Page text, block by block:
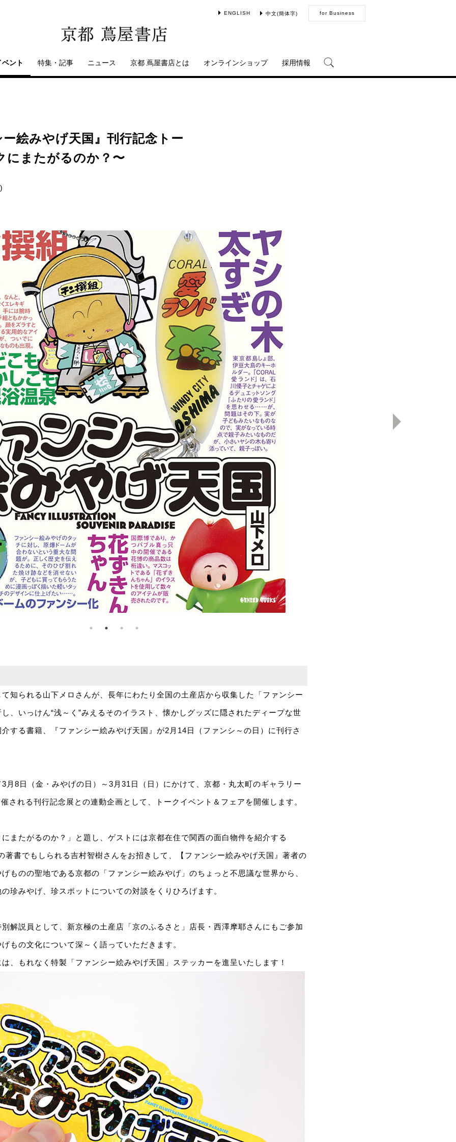
ENGLISH 中文(簡体字) for Business
ベント 特集・記事 ニュース 京都 蔦屋書店とは オンラインショップ 採用情報
絵みやげ天国』刊行記念トー
にまたがるのか？〜
知られる山下メロさんが、長年にわたり全国の土産店から収集した「ファンシー
、いっけん“浅～く”みえるそのイラスト、懐かしグッズに隠されたディープな世
する書籍、『ファンシー絵みやげ天国』が2月14日（ファンシ～の日）に刊行さ
月8日（金・みやげの日）～3月31日（日）にかけて、京都・丸太町のギャラリー
される刊行記念展との連動企画として、トークイベント＆フェアを開催します。
またがるのか？」と題し、ゲストには京都在住で関西の面白物件を紹介する
著書でもしられる吉村智樹さんをお招きして、【ファンシー絵みやげ天国』著者の
ものの聖地である京都の「ファンシー絵みやげ」のちょっと不思議な世界から、
珍みやげ、珍スポットについての対談をくりひろげます。
解説員として、新京極の土産店「京のふるさと」店長・西澤摩耶さんにもご参加
もの文化について深～く語っていただきます。
、もれなく特製「ファンシー絵みやげ天国」ステッカーを進呈いたします！